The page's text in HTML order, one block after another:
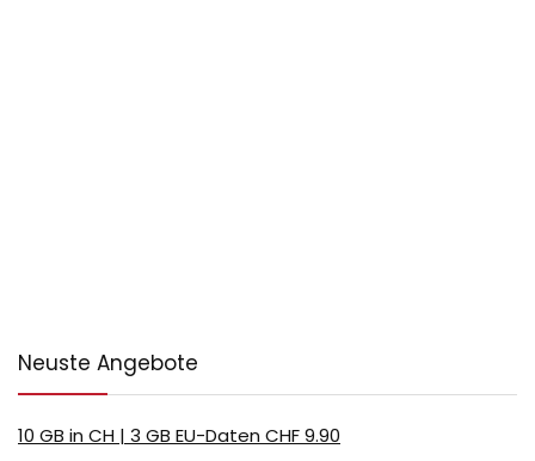
Neuste Angebote
10 GB in CH | 3 GB EU-Daten CHF 9.90